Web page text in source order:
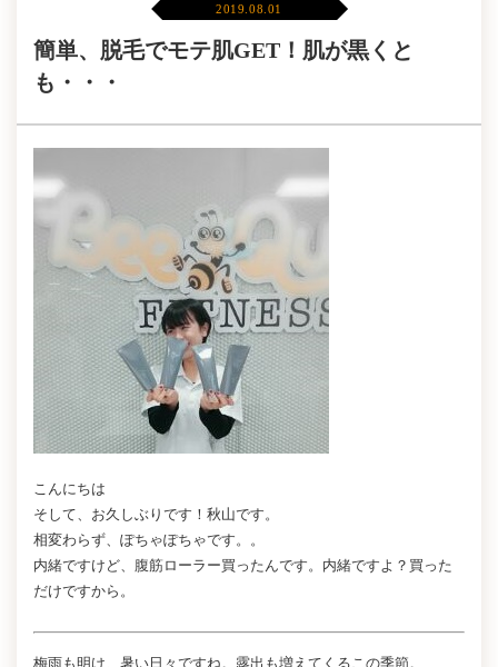
2019.08.01
簡単、脱毛でモテ肌GET！肌が黒くと
も・・・
こんにちは
そして、お久しぶりです！秋山です。
相変わらず、ぽちゃぽちゃです。。
内緒ですけど、腹筋ローラー買ったんです。内緒ですよ？買った
だけですから。
梅雨も明け、暑い日々ですね。露出も増えてくるこの季節。